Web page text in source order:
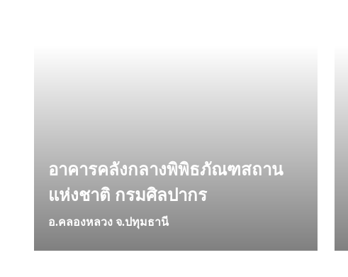
อาคารคลังกลางพิพิธภัณฑสถาน
แห่งชาติ กรมศิลปากร
อ.คลองหลวง จ.ปทุมธานี